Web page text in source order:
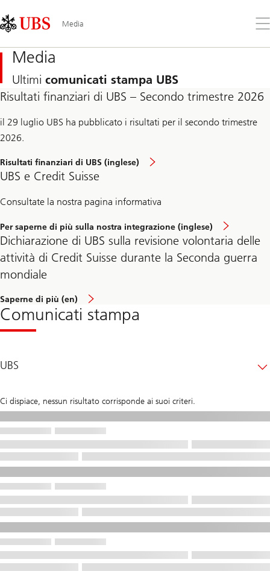
Links
Area
Media
il
Media
Ultimi comunicati stampa UBS
Risultati finanziari di UBS – Secondo trimestre 2026
il 29 luglio UBS ha pubblicato i risultati per il secondo trimestre
2026.
Risultati finanziari di UBS (inglese)
UBS e Credit Suisse
Consultate la nostra pagina informativa
Per saperne di più sulla nostra integrazione (inglese)
Dichiarazione di UBS sulla revisione volontaria delle
attività di Credit Suisse durante la Seconda guerra
mondiale
Saperne di più (en)
Comunicati stampa
UBS
Ci dispiace, nessun risultato corrisponde ai suoi criteri.